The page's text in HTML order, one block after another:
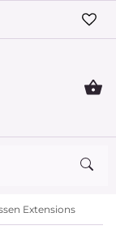
Extensions